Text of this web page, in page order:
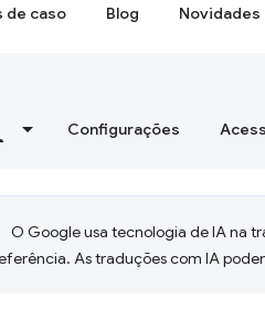
de caso Blog Novidades
Configurações
O Google usa tecnologia de IA na
As traduções com IA